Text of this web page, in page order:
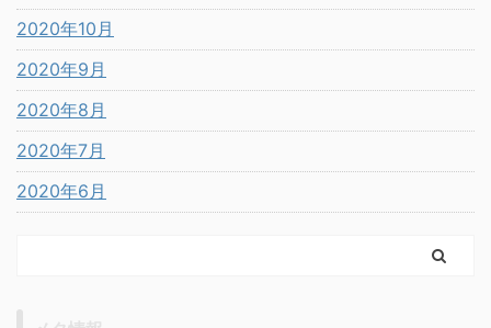
2020年10月
2020年9月
2020年8月
2020年7月
2020年6月